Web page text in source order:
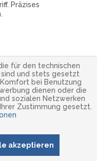
Präzises
für den technischen
und stets gesetzt
bei Benutzung
dienen oder die
sozialen Netzwerken
Zustimmung gesetzt.
akzeptieren